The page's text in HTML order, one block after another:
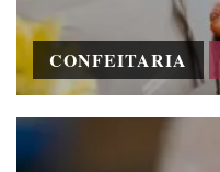
CONFEITARIA